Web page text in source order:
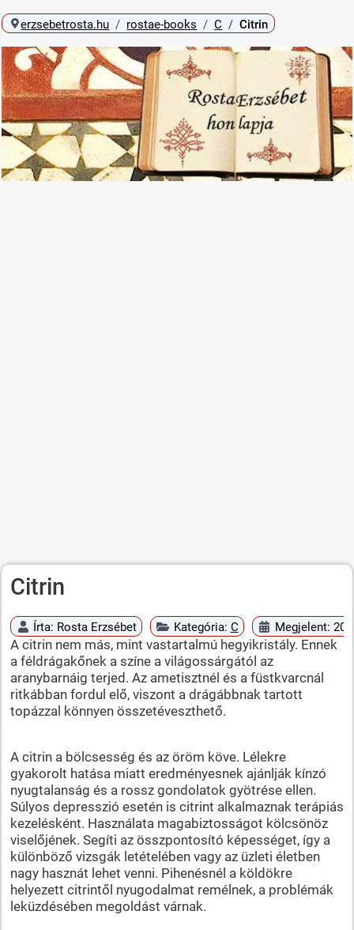
erzsebetrosta.hu rostae-books C Citrin
Citrin
Írta: Rosta Erzsébet Kategória: C Megjelent:
A citrin nem más, mint vastartalmú hegyikristály. Ennek
a féldrágakőnek a színe a világossárgától az
aranybarnáig terjed. Az ametisztnél és a füstkvarcnál
ritkábban fordul elő, viszont a drágábbnak tartott
topázzal könnyen összetéveszthető.
A citrin a bölcsesség és az öröm köve. Lélekre
gyakorolt hatása miatt eredményesnek ajánlják kínzó
nyugtalanság és a rossz gondolatok gyötrése ellen.
Súlyos depresszió esetén is citrint alkalmaznak terápiás
kezelésként. Használata magabiztosságot kölcsönöz
viselőjének. Segíti az összpontosító képességet, így a
különböző vizsgák letételében vagy az üzleti életben
nagy hasznát lehet venni. Pihenésnél a köldökre
helyezett citrintől nyugodalmat remélnek, a problémák
leküzdésében megoldást várnak.